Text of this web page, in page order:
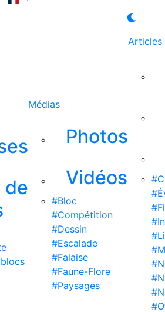
de
Médias
Photos
Vidéos
#Bloc
#Compétition
#Dessin
#Escalade
#Falaise
#Faune-Flore
#Paysages
Articles